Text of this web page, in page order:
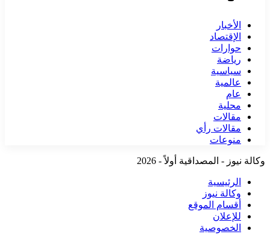
الأخبار
الإقتصاد
حوارات
رياضة
سياسية
عالمية
عام
محلية
مقالات
مقالات رأي
منوعات
وكالة نيوز - المصداقية أولاً - 2026
الرئيسية
وكالة نيوز
أقسام الموقع
للإعلان
الخصوصية